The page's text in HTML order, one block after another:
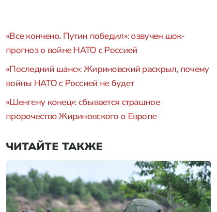
«Все кончено. Путин победил»: озвучен шок-
прогноз о войне НАТО с Россией
«Последний шанс»: Жириновский раскрыл, почему
войны НАТО с Россией не будет
«Шенгену конец»: сбывается страшное
пророчество Жириновского о Европе
ЧИТАЙТЕ ТАКЖЕ